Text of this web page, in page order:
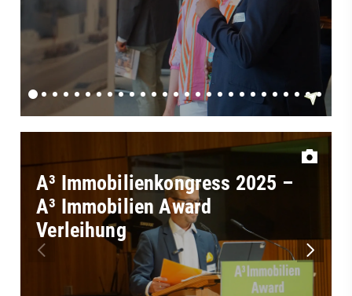
A³ Immobilienkongress 2025 –
A³ Immobilien Award
Verleihung